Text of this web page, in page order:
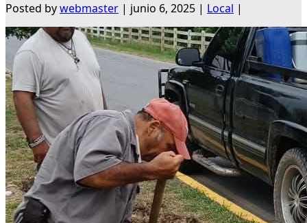
Posted bywebmaster | junio 6, 2025 | Local |